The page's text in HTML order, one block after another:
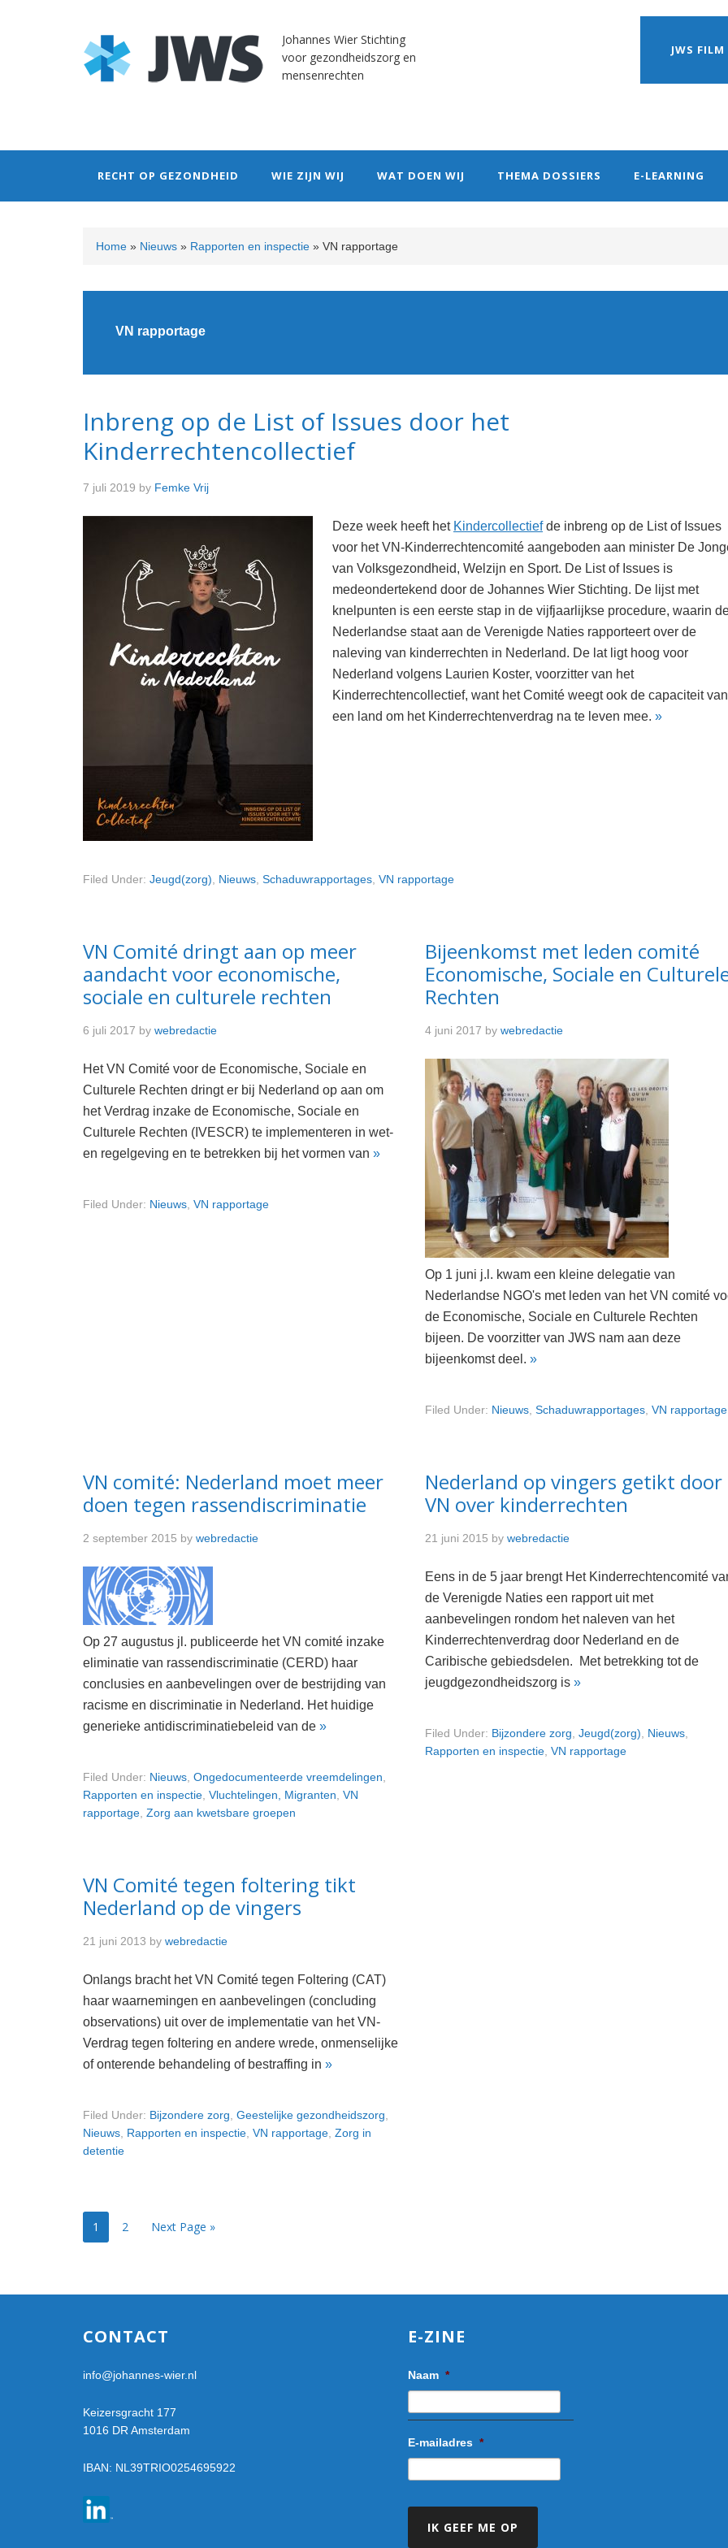
Johannes Wier Stichting
voor gezondheidszorg en
mensenrechten
JWS FILM
RECHT OP GEZONDHEID WIE ZIJN WIJ WAT DOEN WIJ THEMA DOSSIERS E-LEARNING
Home » Nieuws » Rapporten en inspectie » VN rapportage
VN rapportage
Inbreng op de List of Issues door het
Kinderrechtencollectief
7 juli 2019 by Femke Vrij
Deze week heeft het Kindercollectiefde inbreng op de List of Issues
voor het VN-Kinderrechtencomité aangeboden aan minister De
van Volksgezondheid, Welzijn en Sport. De List of Issues is
medeondertekend door de Johannes Wier Stichting. De lijst met
knelpunten is een eerste stap in de vijfjaarlijkse procedure, waarin
Nederlandse staat aan de Verenigde Naties rapporteert over de
naleving van kinderrechten in Nederland. De lat ligt hoog voor
Nederland volgens Laurien Koster, voorzitter van het
Kinderrechtencollectief, want het Comité weegt ook de capaciteit van
een land om het Kinderrechtenverdrag na te leven mee. »
Filed Under: Jeugd(zorg) Nieuws Schaduwrapportages VN rapportage
VN Comité dringt aan op meer
aandacht voor economische,
sociale en culturele rechten
6 juli 2017 by webredactie
Het VN Comité voor de Economische, Sociale en
Culturele Rechten dringt er bij Nederland op aan om
het Verdrag inzake de Economische, Sociale en
Culturele Rechten (IVESCR) te implementeren in wet-
en regelgeving en te betrekken bij het vormen van »
Filed Under: Nieuws VN rapportage
Bijeenkomst met leden comité
Economische, Sociale en
Rechten
4 juni 2017 by webredactie
Op 1 juni j.l. kwam een kleine delegatie van
Nederlandse NGO's met leden van het VN comité
de Economische, Sociale en Culturele Rechten
bijeen. De voorzitter van JWS nam aan deze
bijeenkomst deel. »
Filed Under: Nieuws, Schaduwrapportages, VN rapportage
VN comité: Nederland moet meer
doen tegen rassendiscriminatie
2 september 2015 by webredactie
Op 27 augustus jl. publiceerde het VN comité inzake
eliminatie van rassendiscriminatie (CERD) haar
conclusies en aanbevelingen over de bestrijding van
racisme en discriminatie in Nederland. Het huidige
generieke antidiscriminatiebeleid van de »
Filed Under: Nieuws Ongedocumenteerde vreemdelingen
Rapporten en inspectie Vluchtelingen, Migranten VN
rapportage Zorg aan kwetsbare groepen
Nederland op vingers getikt door
VN over kinderrechten
21 juni 2015 by webredactie
Eens in de 5 jaar brengt Het Kinderrechtencomité
de Verenigde Naties een rapport uit met
aanbevelingen rondom het naleven van het
Kinderrechtenverdrag door Nederland en de
Caribische gebiedsdelen. Met betrekking tot de
jeugdgezondheidszorg is »
Filed Under: Bijzondere zorg Jeugd(zorg) Nieuws,
Rapporten en inspectie, VN rapportage
VN Comité tegen foltering tikt
Nederland op de vingers
21 juni 2013 by webredactie
Onlangs bracht het VN Comité tegen Foltering (CAT)
haar waarnemingen en aanbevelingen (concluding
observations) uit over de implementatie van het VN-
Verdrag tegen foltering en andere wrede, onmenselijke
of onterende behandeling of bestraffing in »
Filed Under: Bijzondere zorg Geestelijke gezondheidszorg
Nieuws Rapporten en inspectie VN rapportage Zorg in
detentie
Page
1 Page
2 Next Page »
CONTACT
info@johannes-wier.nl
Keizersgracht 177
1016 DR Amsterdam
IBAN: NL39TRIO0254695922
E-ZINE
Naam *
E-mailadres *